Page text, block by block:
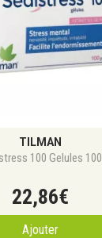
TILMAN
100 Gelules 100
22,86€
Ajouter